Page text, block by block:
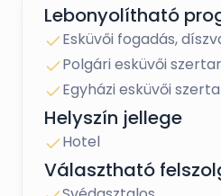
kiválóan alkalmas a polgári
lebonyolítására.
Az Apátság körülbelül 5
szállodánktól. Gyalogosan
megközelítőleg 5 perc.
Legkedveltebb
bővíthető és szűkíthető):
Lebonyolítható
Esküvői fogadás,
Polgári esküvői
Egyházi esküvői
Helyszín jellege
Hotel
Választható